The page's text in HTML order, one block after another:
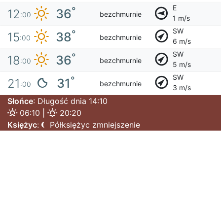
12:00 36° bezchmurnie
E
1 m/s
15:00 38° bezchmurnie
SW
6 m/s
18:00 36° bezchmurnie
SW
5 m/s
21 :00 31° bezchmurnie
SW
3 m/s
Słońce: Długość dnia 14:10
06:10 |
20:20
Księżyc: Półksiężyc zmniejszenie